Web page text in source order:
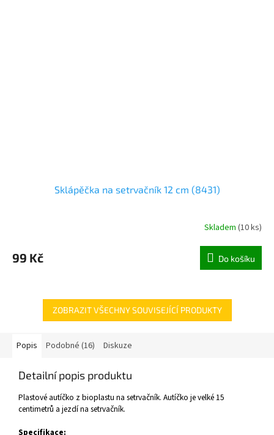
Sklápěčka na setrvačník 12 cm (8431)
Skladem (10 ks)
99 Kč Do košíku
ZOBRAZIT VŠECHNY SOUVISEJÍCÍ PRODUKTY
Popis Podobné (16) Diskuze
Detailní popis produktu
Plastové autíčko z bioplastu na setrvačník. Autíčko je velké 15
centimetrů a jezdí na setrvačník.
Specifikace: